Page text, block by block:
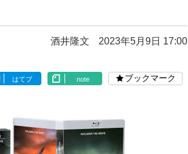
酒井隆文 2023年5月9日 17:00
はてブ note ブックマーク